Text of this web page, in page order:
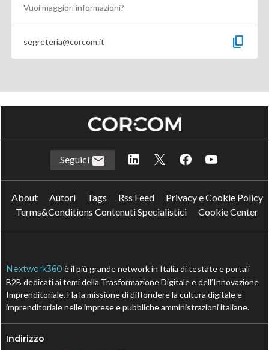
Vuoi maggiori informazioni?
segreteria@corcom.it content_copy
Seguici
About Autori Tags Rss Feed
Privacy e Cookie Policy
Terms&Conditions Contenuti Specialistici
Cookie Center
Nextwork360 è il più grande network in Italia di testate e portali
B2B dedicati ai temi della Trasformazione Digitale e dell’Innovazione
Imprenditoriale. Ha la missione di diffondere la cultura digitale e
imprenditoriale nelle imprese e pubbliche amministrazioni italiane.
Indirizzo